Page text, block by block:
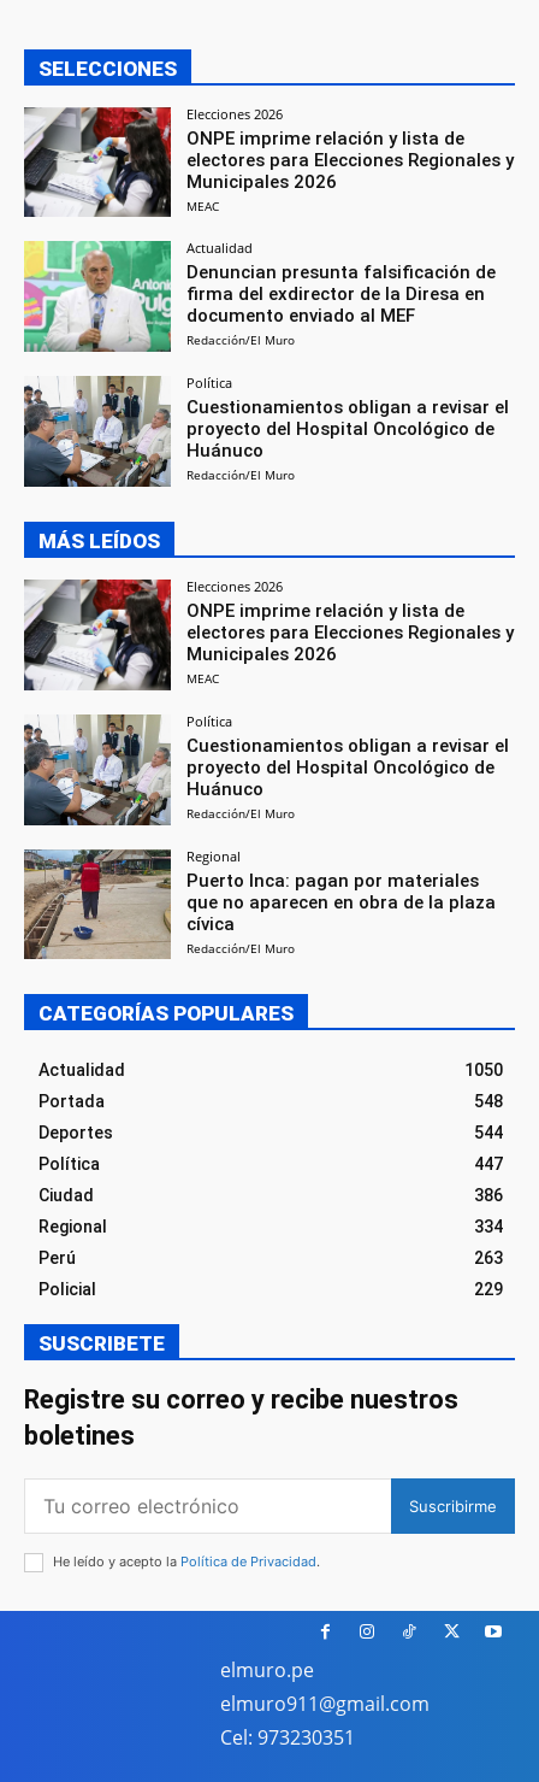
SELECCIONES
Elecciones 2026
ONPE imprime relación y lista de
electores para Elecciones Regionales y
Municipales 2026
MEAC
Actualidad
Denuncian presunta falsificación de
firma del exdirector de la Diresa en
documento enviado al MEF
Redacción/El Muro
Política
Cuestionamientos obligan a revisar el
proyecto del Hospital Oncológico de
Huánuco
Redacción/El Muro
MÁS LEÍDOS
Elecciones 2026
ONPE imprime relación y lista de
electores para Elecciones Regionales y
Municipales 2026
MEAC
Política
Cuestionamientos obligan a revisar el
proyecto del Hospital Oncológico de
Huánuco
Redacción/El Muro
Regional
Puerto Inca: pagan por materiales
que no aparecen en obra de la plaza
cívica
Redacción/El Muro
CATEGORÍAS POPULARES
Actualidad
1050
Portada
548
Deportes
544
Política
447
Ciudad
386
Regional
334
Perú
263
Policial
229
SUSCRIBETE
Registre su correo y recibe nuestros
boletines
Suscribirme
He leído y acepto la Política de Privacidad.
elmuro.pe
elmuro911@gmail.com
Cel: 973230351